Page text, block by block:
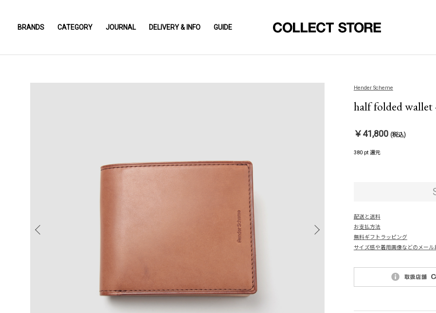
BRANDS CATEGORY JOURNAL DELIVERY & INFO GUIDE
Hender Scheme
half folded
￥41,800 (税込)
380 pt 還元
配送と送料
お支払方法
無料ギフトラッピング
サイズ感や着用画像などのメール